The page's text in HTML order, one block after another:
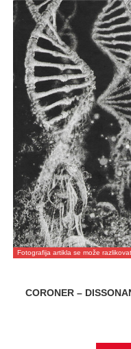
Fotografija artikla se može
CORONER –